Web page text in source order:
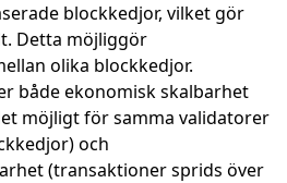
blockkedjor, vilket gör
Detta möjliggör
olika blockkedjor.
både ekonomisk skalbarhet
möjligt för samma validatorer
och
(transaktioner sprids över